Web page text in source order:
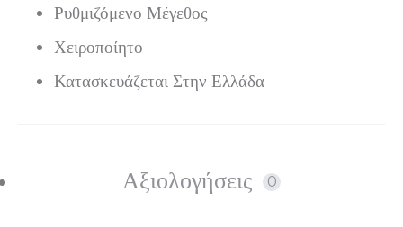
Ρυθμιζόμενο Μέγεθος
Χειροποίητο
Κατασκευάζεται Στην Ελλάδα
Αξιολογήσεις 0